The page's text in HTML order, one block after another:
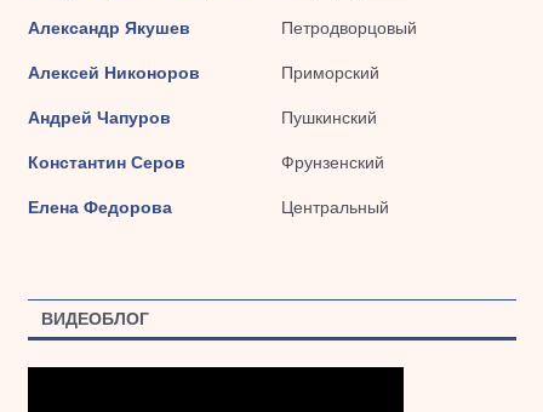
Александр Якушев Петродворцовый
Алексей Никоноров Приморский
Андрей Чапуров Пушкинский
Константин Серов Фрунзенский
Елена Федорова Центральный
ВИДЕОБЛОГ